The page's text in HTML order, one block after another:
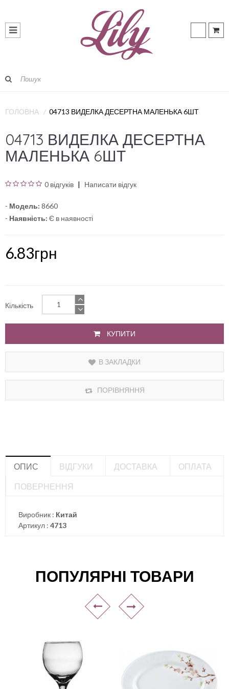
ГОЛОВНА 04713 ВИДЕЛКА ДЕСЕРТНА МАЛЕНЬКА 6ШТ
04713 ВИДЕЛКА ДЕСЕРТНА
МАЛЕНЬКА 6ШТ
0 відгуків Написати відгук
- Модель: 8660
- Наявність: Є в наявності
6.83грн
Кількість
КУПИТИ
В ЗАКЛАДКИ
ПОРІВНЯННЯ
ОПИС ВІДГУКИ ДОСТАВКА
ОПЛАТА
ПОВЕРНЕННЯ
Виробник : Китай
Артикул : 4713
ПОПУЛЯРНІ ТОВАРИ